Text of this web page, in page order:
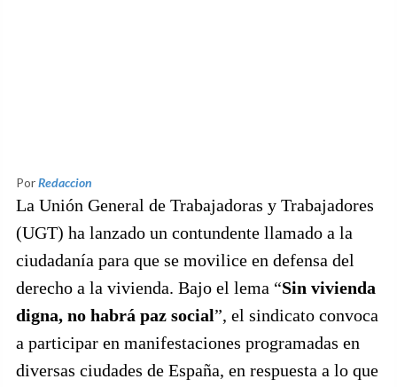
PorRedaccion
La Unión General de Trabajadoras y Trabajadores
(UGT) ha lanzado un contundente llamado a la
ciudadanía para que se movilice en defensa del
derecho a la vivienda. Bajo el lema “Sin vivienda
digna, no habrá paz social”, el sindicato convoca
a participar en manifestaciones programadas en
diversas ciudades de España, en respuesta a lo que